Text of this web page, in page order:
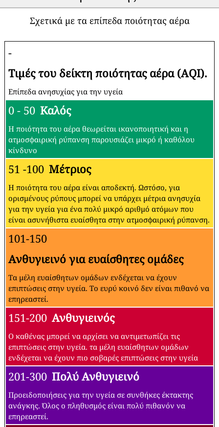
Σχετικά με τα επίπεδα ποιότητας αέρα
-
Τιμές του δείκτη ποιότητας αέρα (AQI).
Επίπεδα ανησυχίας για την υγεία
0 - 50 Καλός
Η ποιότητα του αέρα θεωρείται ικανοποιητική και η
ατμοσφαιρική ρύπανση παρουσιάζει μικρό ή καθόλου
κίνδυνο
51 -100 Μέτριος
Η ποιότητα του αέρα είναι αποδεκτή. Ωστόσο, για
ορισμένους ρύπους μπορεί να υπάρχει μέτρια ανησυχία
για την υγεία για ένα πολύ μικρό αριθμό ατόμων που
είναι ασυνήθιστα ευαίσθητα στην ατμοσφαιρική ρύπανση.
101-150
Ανθυγιεινό για ευαίσθητες ομάδες
Τα μέλη ευαίσθητων ομάδων ενδέχεται να έχουν
επιπτώσεις στην υγεία. Το ευρύ κοινό δεν είναι πιθανό να
επηρεαστεί.
151-200 Ανθυγιεινός
Ο καθένας μπορεί να αρχίσει να αντιμετωπίζει τις
επιπτώσεις στην υγεία. τα μέλη ευαίσθητων ομάδων
ενδέχεται να έχουν πιο σοβαρές επιπτώσεις στην υγεία
201-300 Πολύ Ανθυγιεινό
Προειδοποιήσεις για την υγεία σε συνθήκες έκτακτης
ανάγκης. Όλος ο πληθυσμός είναι πολύ πιθανόν να
επηρεαστεί.